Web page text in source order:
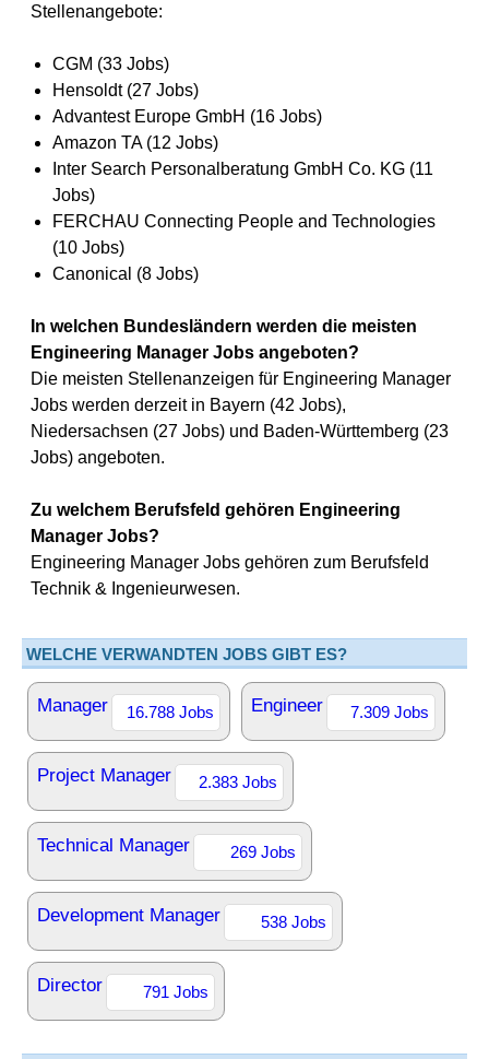
Stellenangebote:
CGM (33 Jobs)
Hensoldt (27 Jobs)
Advantest Europe GmbH (16 Jobs)
Amazon TA (12 Jobs)
Inter Search Personalberatung GmbH Co. KG (11
Jobs)
FERCHAU Connecting People and Technologies
(10 Jobs)
Canonical (8 Jobs)
In welchen Bundesländern werden die meisten
Engineering Manager Jobs angeboten?
Die meisten Stellenanzeigen für Engineering Manager
Jobs werden derzeit in Bayern (42 Jobs),
Niedersachsen (27 Jobs) und Baden-Württemberg (23
Jobs) angeboten.
Zu welchem Berufsfeld gehören Engineering
Manager Jobs?
Engineering Manager Jobs gehören zum Berufsfeld
Technik & Ingenieurwesen.
WELCHE VERWANDTEN JOBS GIBT ES?
Manager 16.788 Jobs Engineer 7.309 Jobs
Project Manager 2.383 Jobs
Technical Manager 269 Jobs
Development Manager 538 Jobs
Director 791 Jobs